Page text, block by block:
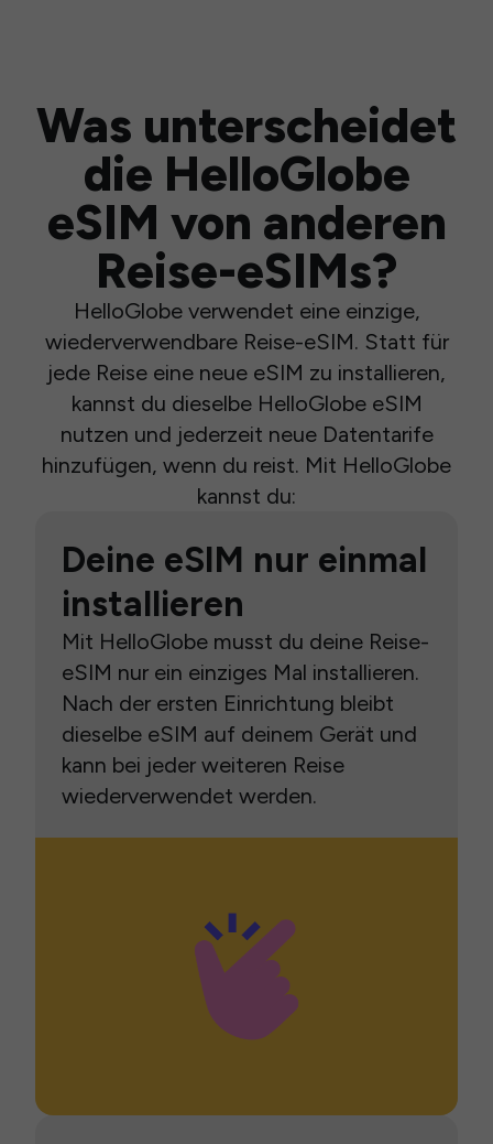
Was unterscheidet
die HelloGlobe
eSIM von anderen
Reise-eSIMs?
HelloGlobe verwendet eine einzige,
wiederverwendbare Reise-eSIM. Statt für
jede Reise eine neue eSIM zu installieren,
kannst du dieselbe HelloGlobe eSIM
nutzen und jederzeit neue Datentarife
hinzufügen, wenn du reist. Mit HelloGlobe
kannst du:
Deine eSIM nur einmal
installieren
Mit HelloGlobe musst du deine Reise-
eSIM nur ein einziges Mal installieren.
Nach der ersten Einrichtung bleibt
dieselbe eSIM auf deinem Gerät und
kann bei jeder weiteren Reise
wiederverwendet werden.